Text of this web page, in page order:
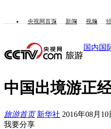
央视网首页 新闻 视频
国内国
中国出境游正
旅游首页 新华社 2016年08月10
我要分享